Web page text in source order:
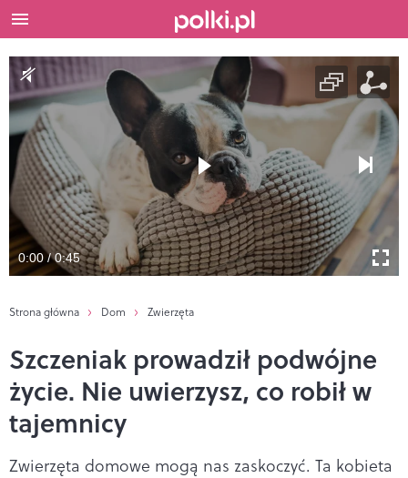
0:00 / 0:45
Strona główna Dom Zwierzęta
Szczeniak prowadził podwójne
życie. Nie uwierzysz, co robił w
tajemnicy
Zwierzęta domowe mogą nas zaskoczyć. Ta kobieta